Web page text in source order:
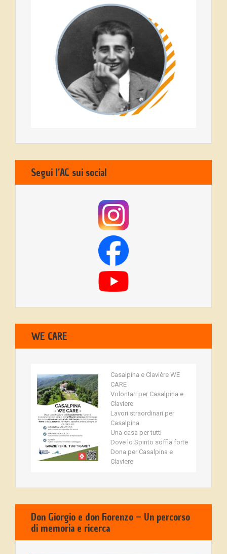
Segui l’AC sui social
WE CARE
Casalpina e Clavière WE
CARE
Volontari per Casalpina e
Claviere
Lavori straordinari per
Casalpina
Una casa per tutti
Dove lo Spirito soffia forte
Dona per Casalpina e
Claviere
Don Giorgio e don Fiorenzo – Un percorso
di memoria e ricerca